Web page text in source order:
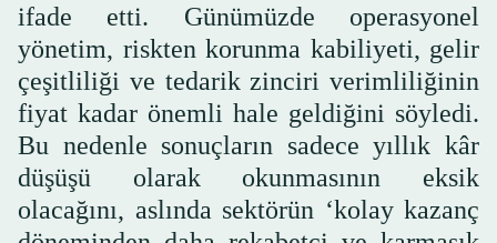
ifade etti. Günümüzde operasyonel
yönetim, riskten korunma kabiliyeti, gelir
çeşitliliği ve tedarik zinciri verimliliğinin
fiyat kadar önemli hale geldiğini söyledi.
Bu nedenle sonuçların sadece yıllık kâr
düşüşü olarak okunmasının eksik
olacağını, aslında sektörün ‘kolay kazanç